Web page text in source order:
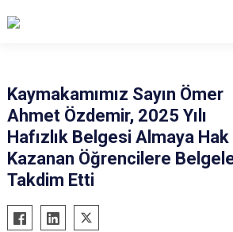
Bahçesaray
Başkale
Çaldıran
Edremit
Gürpınar
Muradiye
Kaymakamımız Sayın Ömer
Ahmet Özdemir, 2025 Yılı
Hafızlık Belgesi Almaya Hak
Kazanan Öğrencilere
Takdim Etti